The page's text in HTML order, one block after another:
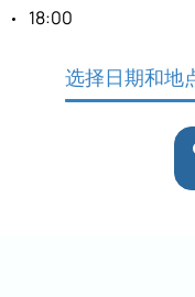
18:00
选择日期和地